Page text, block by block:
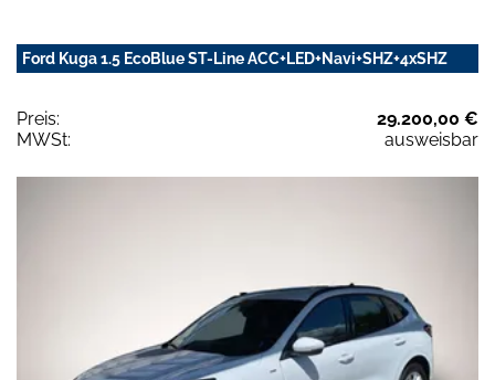
Ford Kuga 1.5 EcoBlue ST-Line ACC+LED+Navi+SHZ+4xSHZ
Preis:
29.200,00 €
MWSt:
ausweisbar